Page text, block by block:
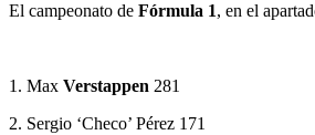
El campeonato de Fórmula 1, en el
1. Max Verstappen 281
2. Sergio ‘Checo’ Pérez 171